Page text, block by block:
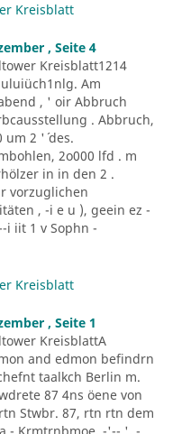
Kreisblatt
, Seite 4
Kreisblatt1214
Am
, ' oir Abbruch
. Abbruch,
um 2 '´ des.
2o000 lfd . m
in in den 2 .
vorzuglichen
, -i e u ), geein ez -
i iit 1 v Sophn -
Kreisblatt
, Seite 1
KreisblattA
and edmon befindrn
taalkch Berlin m.
87 4ns öene von
Stwbr. 87, rtn rtn dem